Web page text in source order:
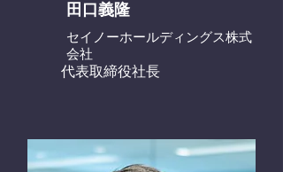
田口義隆
セイノーホールディングス株式
会社
代表取締役社長